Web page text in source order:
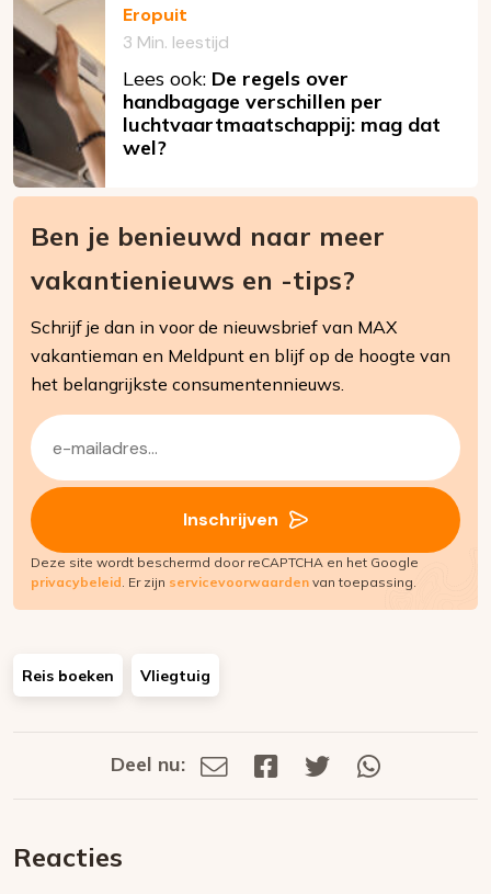
Eropuit
3 Min. leestijd
Lees ook: De regels over
handbagage verschillen per
luchtvaartmaatschappij: mag dat
wel?
Ben je benieuwd naar meer
vakantienieuws en -tips?
Schrijf je dan in voor de nieuwsbrief van MAX
vakantieman en Meldpunt en blijf op de hoogte van
het belangrijkste consumentennieuws.
E-
mailadres
(Vereist)
Inschrijven
Deze site wordt beschermd door reCAPTCHA en het Google
privacybeleid. Er zijn servicevoorwaarden van toepassing.
Reis boeken Vliegtuig
Deel
Deel nu:
Deel
Deel
Deel
Reacties